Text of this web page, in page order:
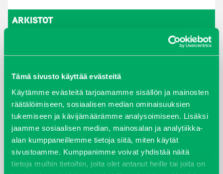
Tämä sivusto käyttää evästeitä
Käytämme evästeitä tarjoamamme sisällön ja mainosten
räätälöimiseen, sosiaalisen median ominaisuuksien
tukemiseen ja kävijämäärämme analysoimiseen. Lisäksi
jaamme sosiaalisen median, mainosalan ja analytiikka-
alan kumppaneillemme tietoja siitä, miten käytät
sivustoamme. Kumppanimme voivat yhdistää näitä
tietoja muihin tietoihin, joita olet antanut heille tai joita on
ARKISTOT
syyskuu 2023
joulukuu 2022
huhtikuu 2022
helmikuu 2022